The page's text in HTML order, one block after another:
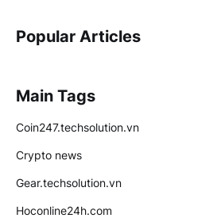
Popular Articles
Main Tags
Coin247.techsolution.vn
Crypto news
Gear.techsolution.vn
Hoconline24h.com